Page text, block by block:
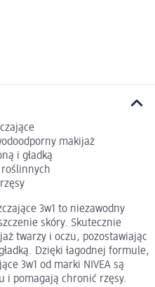
makijaż
i gładką
roślinnych
3w1 to niezawodny
skóry. Skutecznie
twarzy i oczu, pozostawiając
Dzięki łagodnej formule,
3w1 od marki NIVEA są
i pomagają chronić rzęsy.